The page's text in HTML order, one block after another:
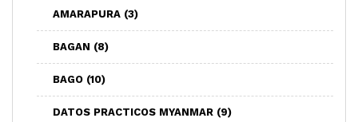
AMARAPURA (3)
BAGAN (8)
BAGO (10)
DATOS PRACTICOS MYANMAR (9)